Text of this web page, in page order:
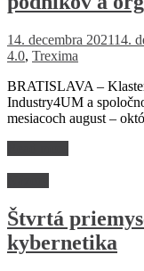
14. decembra 202114.
4.0, Trexima
BRATISLAVA –
Industry4UM a
mesiacoch august –
Štvrtá
kybernetika